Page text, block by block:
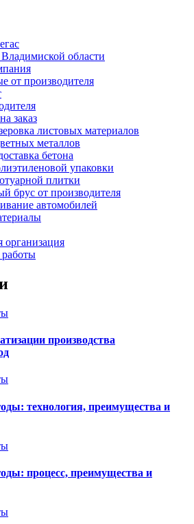
области
от производителя
заказ
листовых материалов
металлов
бетона
упаковки
плитки
брус от производителя
автомобилей
организация
производства
технология, преимущества и
процесс, преимущества и